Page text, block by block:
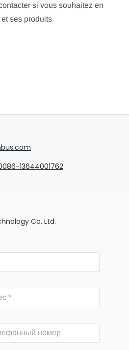
si vous souhaitez en
ses produits.
13644001762
Co. Ltd.